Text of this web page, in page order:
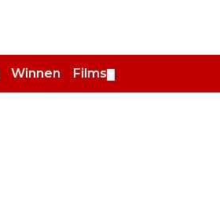
Winnen Films